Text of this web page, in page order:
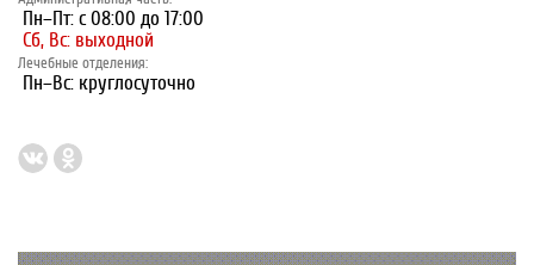
Пн–Пт: с 08:00 до 17:00
Сб, Вс: выходной
Лечебные отделения:
Пн–Вс: круглосуточно